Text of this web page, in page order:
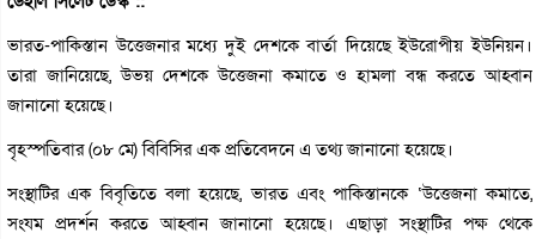
ভারত-পাকিস্তান উত্তেজনার মধ্যে দুই দেশকে বার্তা দিয়েছে ইউরোপীয় ইউনিয়ন।
তারা জানিয়েছে, উভয় দেশকে উত্তেজনা কমাতে ও হামলা বন্ধ করতে আহ্বান
জানানো হয়েছে।
বৃহস্পতিবার (০৮ মে) বিবিসির এক প্রতিবেদনে এ তথ্য জানানো হয়েছে।
সংস্থাটির এক বিবৃতিতে বলা হয়েছে, ভারত এবং পাকিস্তানকে ‘উত্তেজনা কমাতে,
সংযম প্রদর্শন করতে আহ্বান জানানো হয়েছে। এছাড়া সংস্থাটির পক্ষ থেকে